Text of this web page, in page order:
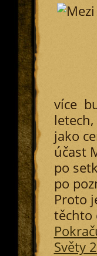
více
jako
účast
po
po
Proto
těchto
Světy